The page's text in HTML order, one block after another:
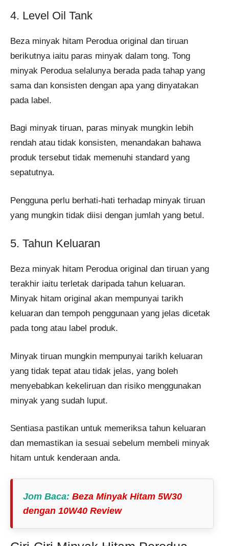
4. Level Oil Tank
Beza minyak hitam Perodua original dan tiruan
berikutnya iaitu paras minyak dalam tong. Tong
minyak Perodua selalunya berada pada tahap yang
sama dan konsisten dengan apa yang dinyatakan
pada label.
Bagi minyak tiruan, paras minyak mungkin lebih
rendah atau tidak konsisten, menandakan bahawa
produk tersebut tidak memenuhi standard yang
sepatutnya.
Pengguna perlu berhati-hati terhadap minyak tiruan
yang mungkin tidak diisi dengan jumlah yang betul​​.
5. Tahun Keluaran
Beza minyak hitam Perodua original dan tiruan yang
terakhir iaitu terletak daripada tahun keluaran.
Minyak hitam original akan mempunyai tarikh
keluaran dan tempoh penggunaan yang jelas dicetak
pada tong atau label produk.
Minyak tiruan mungkin mempunyai tarikh keluaran
yang tidak tepat atau tidak jelas, yang boleh
menyebabkan kekeliruan dan risiko menggunakan
minyak yang sudah luput.
Sentiasa pastikan untuk memeriksa tahun keluaran
dan memastikan ia sesuai sebelum membeli minyak
hitam untuk kenderaan anda​​.
Jom Baca: Beza Minyak Hitam 5W30
dengan 10W40 Review